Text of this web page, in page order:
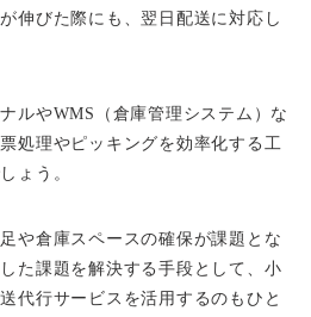
伸びた際にも、翌日配送に対応し
ルやWMS（倉庫管理システム）な
処理やピッキングを効率化する工
ょう。
や倉庫スペースの確保が課題とな
た課題を解決する手段として、小
代行サービスを活用するのもひと